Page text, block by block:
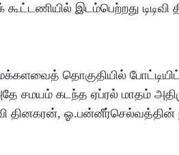
இடம்பெற்றது டிடிவி
தொகுதியில்
சமயம் கடந்த ஏப்ரல் மாதம்
தினகரன், ஓ.பன்னீர்செல்வத்தின்